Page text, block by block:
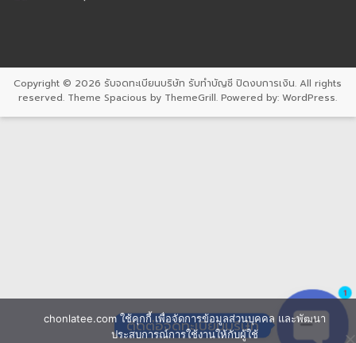
Copyright © 2026 รับจดทะเบียนบริษัท รับทำบัญชี ปิดงบการเงิน. All rights
reserved. ThemeSpacious by ThemeGrill. Powered by:WordPress.
chonlatee.com ใช้คุกกี้ เพื่อจัดการข้อมูลส่วนบุคคล และพัฒนา
ประสบการณ์การใช้งานให้กับผู้ใช้
ติดต่อจดทะเบียนบริษัท
1